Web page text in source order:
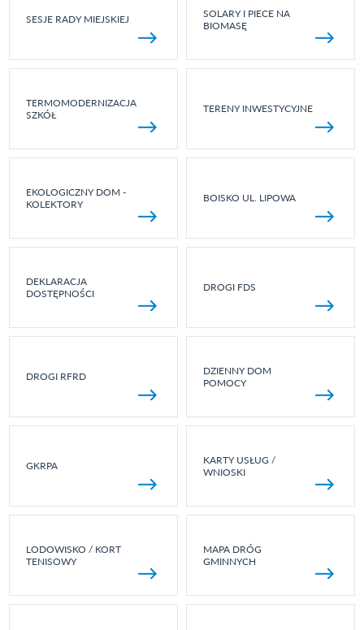
SESJE RADY MIEJSKIEJ
SOLARY I PIECE NA
BIOMASĘ
TERMOMODERNIZACJA
SZKÓŁ
TERENY INWESTYCYJNE
EKOLOGICZNY DOM -
KOLEKTORY
BOISKO UL. LIPOWA
DEKLARACJA
DOSTĘPNOŚCI
DROGI FDS
DROGI RFRD
DZIENNY DOM
POMOCY
GKRPA
KARTY USŁUG /
WNIOSKI
LODOWISKO / KORT
TENISOWY
MAPA DRÓG
GMINNYCH